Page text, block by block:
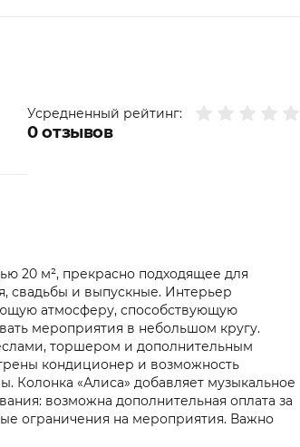
Усредненный рейтинг:
0отзывов
20 м², прекрасно подходящее для
свадьбы и выпускные. Интерьер
атмосферу, способствующую
мероприятия в небольшом кругу.
торшером и дополнительным
кондиционер и возможность
Колонка «Алиса» добавляет музыкальное
возможна дополнительная оплата за
ограничения на мероприятия. Важно